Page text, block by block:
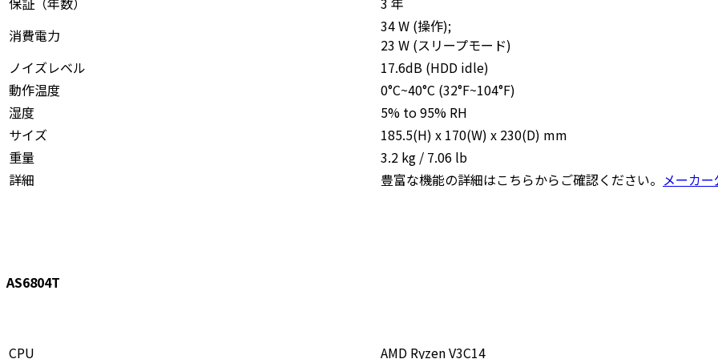
消費電力
34 W (操作);
23 W (スリープモード)
ノイズレベル
17.6dB (HDD idle)
動作温度
0°C~40°C (32°F~104°F)
湿度
5% to 95% RH
サイズ
185.5(H) x 170(W) x 230(D) mm
重量
3.2 kg / 7.06 lb
詳細
豊富な機能の詳細はこちらからご確認ください。 メーカ
AS6804T
CPU AMD Ryzen V3C14